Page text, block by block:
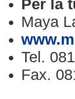
Per la
Maya
Tel.
Fax.